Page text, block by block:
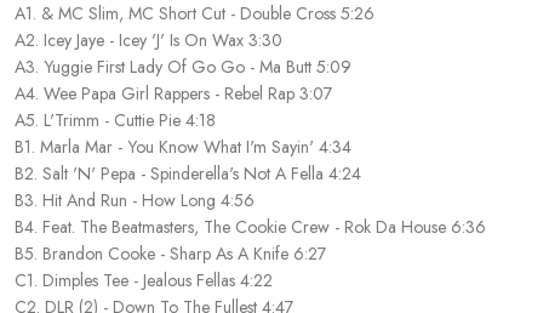
A1. & MC Slim, MC Short Cut - Double Cross 5:26
A2. Icey Jaye - Icey 'J' Is On Wax 3:30
A3. Yuggie First Lady Of Go Go - Ma Butt 5:09
A4. Wee Papa Girl Rappers - Rebel Rap 3:07
A5. L'Trimm - Cuttie Pie 4:18
B1. Marla Mar - You Know What I'm Sayin' 4:34
B2. Salt 'N' Pepa - Spinderella's Not A Fella 4:24
B3. Hit And Run - How Long 4:56
B4. Feat. The Beatmasters, The Cookie Crew - Rok Da House 6:36
B5. Brandon Cooke - Sharp As A Knife 6:27
C1. Dimples Tee - Jealous Fellas 4:22
C2. DLR (2) - Down To The Fullest 4:47